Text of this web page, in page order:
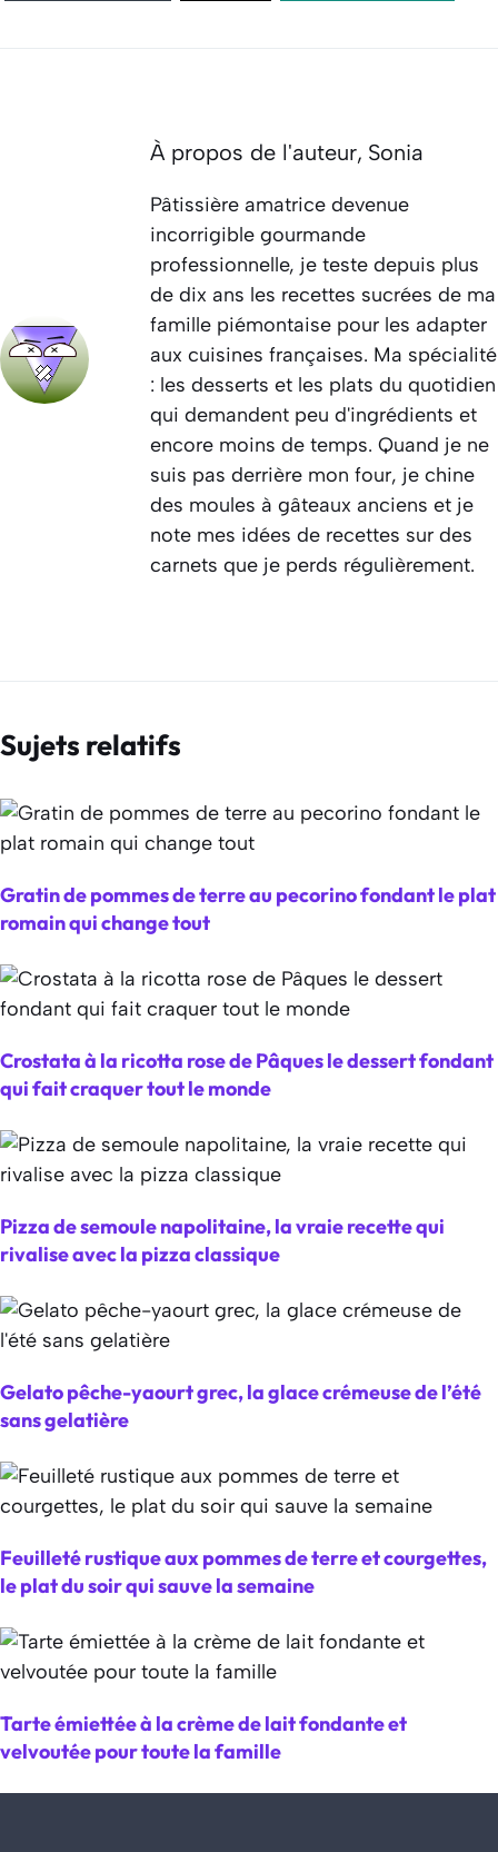
À propos de l'auteur, Sonia
Pâtissière amatrice devenue
incorrigible gourmande
professionnelle, je teste depuis plus
de dix ans les recettes sucrées de ma
famille piémontaise pour les adapter
aux cuisines françaises. Ma spécialité
: les desserts et les plats du quotidien
qui demandent peu d'ingrédients et
encore moins de temps. Quand je ne
suis pas derrière mon four, je chine
des moules à gâteaux anciens et je
note mes idées de recettes sur des
carnets que je perds régulièrement.
Sujets relatifs
Gratin de pommes de terre au pecorino fondant le plat
romain qui change tout
Crostata à la ricotta rose de Pâques le dessert fondant
qui fait craquer tout le monde
Pizza de semoule napolitaine, la vraie recette qui
rivalise avec la pizza classique
Gelato pêche-yaourt grec, la glace crémeuse de l’été
sans gelatière
Feuilleté rustique aux pommes de terre et courgettes,
le plat du soir qui sauve la semaine
Tarte émiettée à la crème de lait fondante et
velvoutée pour toute la famille